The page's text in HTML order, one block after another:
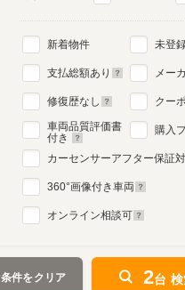
新着物件
支払総額あり
修復歴なし
車両品質評価書
付き
未登
メー
クー
購入
カーセンサーアフター保証
360°画像付き車両
オンライン相談可
条件をクリア 2台